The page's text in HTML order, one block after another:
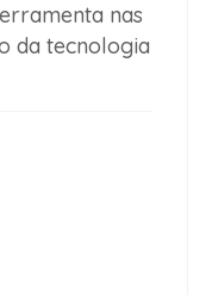
nas
da tecnologia